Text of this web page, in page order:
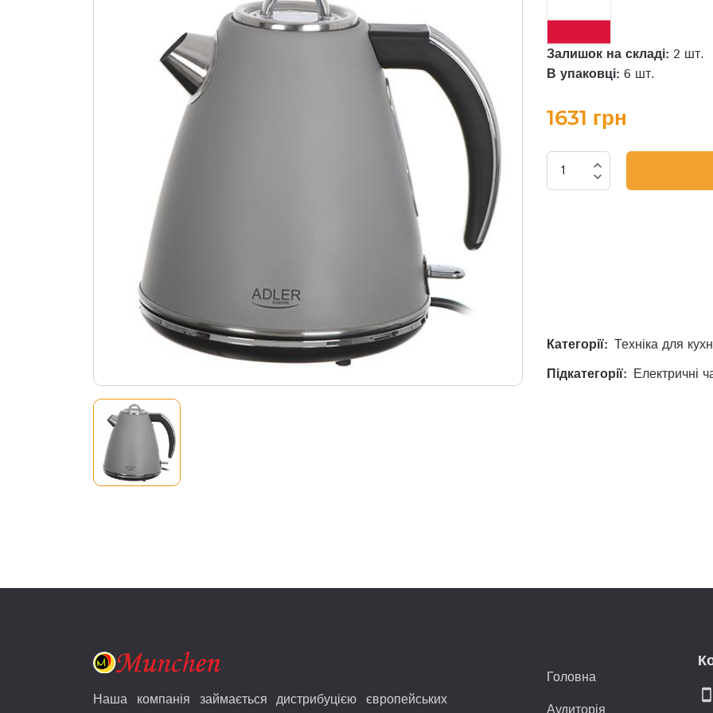
Залишок на складі: 2 шт.
В упаковці: 6 шт.
1631 грн
expand_less
expand_more
Категорії: Техніка для
Підкатегорії: Електричні
Наша компанія займається дистрибуцією європейських
Головна
smartphone